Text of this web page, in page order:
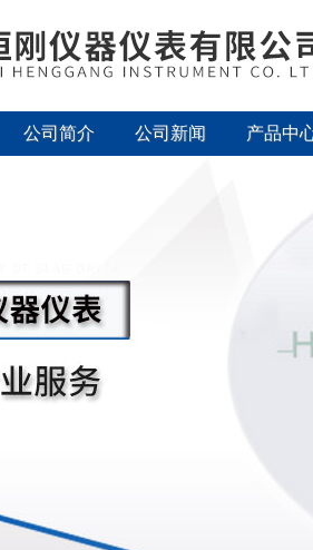
公司简介 公司新闻 产品中